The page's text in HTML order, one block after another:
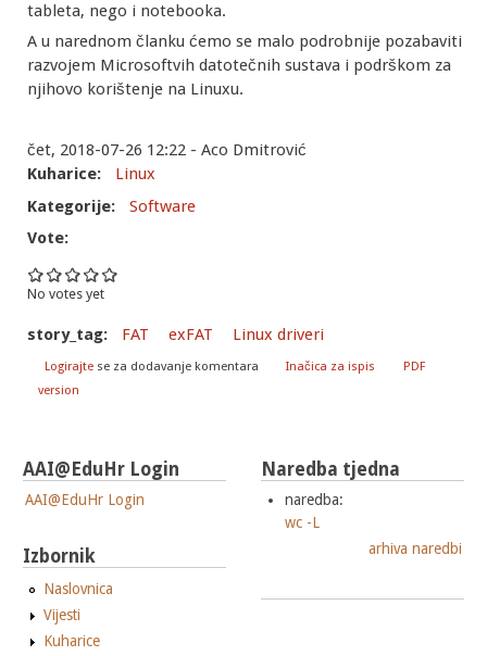
tableta, nego i notebooka.
A u narednom članku ćemo se malo podrobnije pozabaviti
razvojem Microsoftvih datotečnih sustava i podrškom za
njihovo korištenje na Linuxu.
čet, 2018-07-26 12:22 - Aco Dmitrović
Kuharice:
Linux
Kategorije:
Software
Vote:
No votes yet
story_tag: FAT exFAT Linux driveri
Logirajtese za dodavanje komentara Inačica za ispis
PDF
version
AAI@EduHr Login
AAI@EduHr Login
Izbornik
Naslovnica
Vijesti
Kuharice
Naredba tjedna
naredba:
wc -L
arhiva naredbi